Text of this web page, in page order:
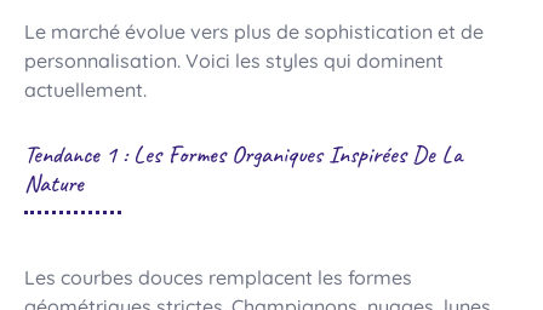
Le marché évolue vers plus de sophistication et de
personnalisation. Voici les styles qui dominent
actuellement.
Tendance 1 : Les Formes Organiques Inspirées De La
Nature
Les courbes douces remplacent les formes